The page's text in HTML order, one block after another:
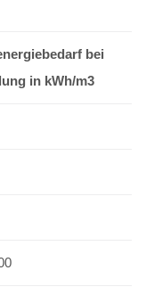
bei
in kWh/m3